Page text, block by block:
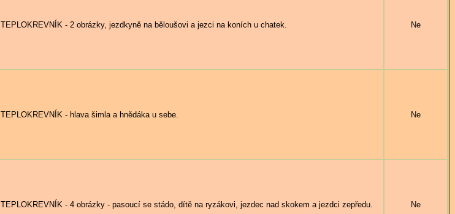
TEPLOKREVNÍK - 2 obrázky, jezdkyně na běloušovi a jezci na koních u chatek. Ne
TEPLOKREVNÍK - hlava šimla a hnědáka u sebe. Ne
TEPLOKREVNÍK - 4 obrázky - pasoucí se stádo, dítě na ryzákovi, jezdec nad skokem a jezdci zepředu. Ne